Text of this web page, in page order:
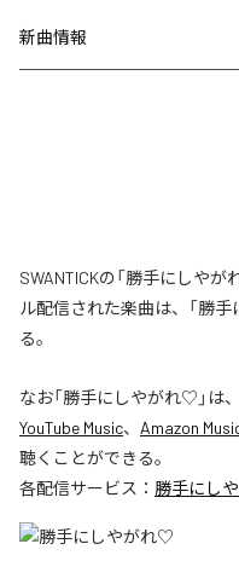
新曲情報
SWANTICKの「勝手にしや
ル配信された楽曲は、「勝
る。
なお「勝手にしやがれ♡ 」は、
YouTube Music、 Amazon
聴くことができる。
各配信サービス： 勝手にし